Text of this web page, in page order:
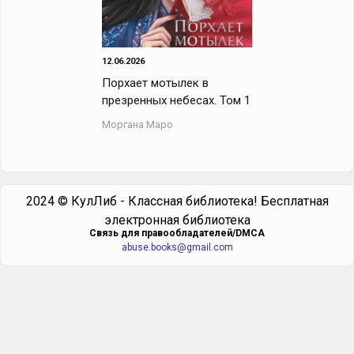
12.06.2026
Порхает мотылек в
презренных небесах. Том 1
Моргана Маро
2024 © КулЛиб - Классная библиотека! Бесплатная
электронная библиотека
Cвязь для правообладателей/DMCA
abuse.books@gmail.com